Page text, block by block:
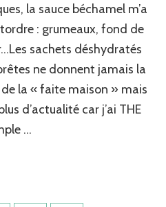
la sauce béchamel m’a
: grumeaux, fond de
sachets déshydratés
ne donnent jamais la
la « faite maison » mais
d’actualité car j’ai THE
…